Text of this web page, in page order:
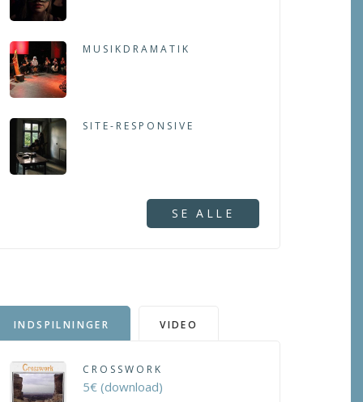
MUSIKDRAMATIK
SITE-RESPONSIVE
SE ALLE
INDSPILNINGER VIDEO
CROSSWORK
5€ (download)